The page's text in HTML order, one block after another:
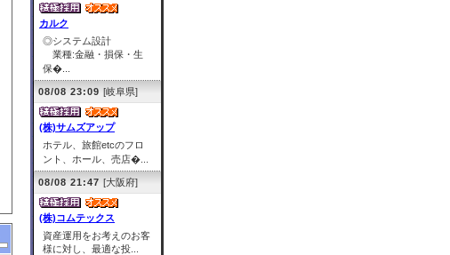
カルク
◎システム設計
業種:金融・損保・生
保�...
08/08 23:09 [岐阜県]
(株)サムズアップ
ホテル、旅館etcのフロ
ント、ホール、売店�...
08/08 21:47 [大阪府]
(株)コムテックス
資産運用をお考えのお客
様に対し、最適な投...